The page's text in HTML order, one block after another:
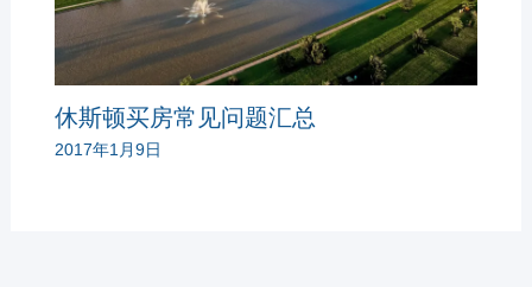
休斯顿买房常见问题汇总
2017年1月9日